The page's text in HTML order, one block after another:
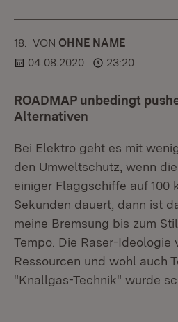
18. KOMMENTAR
VON :OHNE NAME
04.08.2020
23:20
ROADMAP unbedingt
Alternativen
Bei Elektro geht es mit
den Umweltschutz, wenn
einiger Flaggschiffe auf 100
Sekunden dauert, dann ist
meine Bremsung bis zum
Tempo. Die Raser-Ideologie
Ressourcen und wohl auch
"Knallgas-Technik" wurde